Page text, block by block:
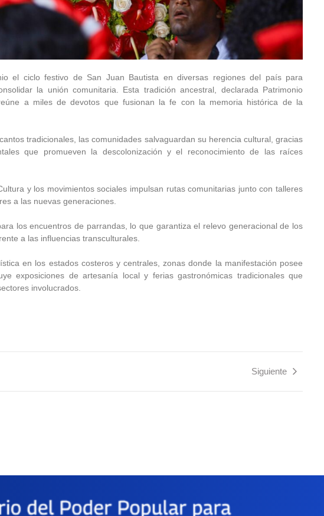
el ciclo festivo de San Juan Bautista en diversas regiones del país para
la unión comunitaria. Esta tradición ancestral, declarada Patrimonio
a miles de devotos que fusionan la fe con la memoria histórica de la
tradicionales, las comunidades salvaguardan su herencia cultural, gracias
que promueven la descolonización y el reconocimiento de las raíces
y los movimientos sociales impulsan rutas comunitarias junto con talleres
a las nuevas generaciones.
los encuentros de parrandas, lo que garantiza el relevo generacional de los
a las influencias transculturales.
en los estados costeros y centrales, zonas donde la manifestación posee
exposiciones de artesanía local y ferias gastronómicas tradicionales que
involucrados.
Siguiente